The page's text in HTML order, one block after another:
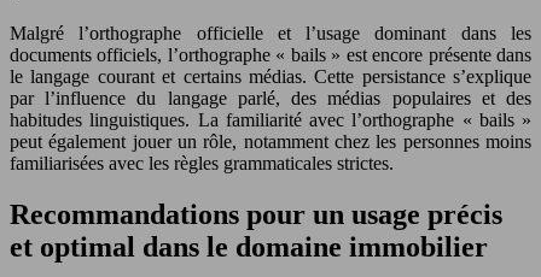
Malgré l’orthographe officielle et l’usage dominant dans les
documents officiels, l’orthographe « bails » est encore présente dans
le langage courant et certains médias. Cette persistance s’explique
par l’influence du langage parlé, des médias populaires et des
habitudes linguistiques. La familiarité avec l’orthographe « bails »
peut également jouer un rôle, notamment chez les personnes moins
familiarisées avec les règles grammaticales strictes.
Recommandations pour un usage précis
et optimal dans le domaine immobilier